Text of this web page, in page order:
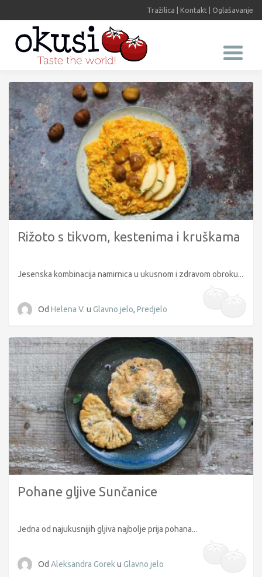
Tražilica Kontakt Oglašavanje
Rižoto s tikvom, kestenima i kruškama
Jesenska kombinacija namirnica u ukusnom i zdravom obroku...
Od Helena V. u Glavno jelo, Predjelo
Pohane gljive Sunčanice
Jedna od najukusnijih gljiva najbolje prija pohana...
Od Aleksandra Gorek u Glavno jelo